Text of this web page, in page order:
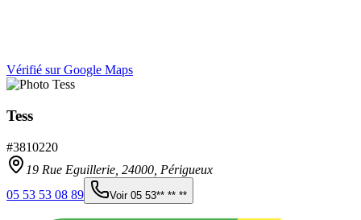
Vérifié sur Google Maps
Tess
#3810220
19 Rue Eguillerie, 24000 Périgueux
05 53 53 08 89
Voir 05 53** ** **